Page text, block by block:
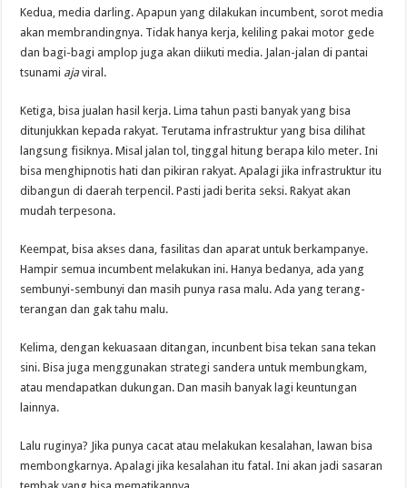
Kedua, media darling. Apapun yang dilakukan incumbent, sorot media
akan membrandingnya. Tidak hanya kerja, keliling pakai motor gede
dan bagi-bagi amplop juga akan diikuti media. Jalan-jalan di pantai
tsunami ajaviral.
Ketiga, bisa jualan hasil kerja. Lima tahun pasti banyak yang bisa
ditunjukkan kepada rakyat. Terutama infrastruktur yang bisa dilihat
langsung fisiknya. Misal jalan tol, tinggal hitung berapa kilo meter. Ini
bisa menghipnotis hati dan pikiran rakyat. Apalagi jika infrastruktur itu
dibangun di daerah terpencil. Pasti jadi berita seksi. Rakyat akan
mudah terpesona.
Keempat, bisa akses dana, fasilitas dan aparat untuk berkampanye.
Hampir semua incumbent melakukan ini. Hanya bedanya, ada yang
sembunyi-sembunyi dan masih punya rasa malu. Ada yang terang-
terangan dan gak tahu malu.
Kelima, dengan kekuasaan ditangan, incunbent bisa tekan sana tekan
sini. Bisa juga menggunakan strategi sandera untuk membungkam,
atau mendapatkan dukungan. Dan masih banyak lagi keuntungan
lainnya.
Lalu ruginya? Jika punya cacat atau melakukan kesalahan, lawan bisa
membongkarnya. Apalagi jika kesalahan itu fatal. Ini akan jadi sasaran